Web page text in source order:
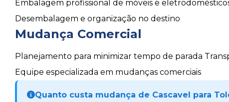
Embalagem profissional de móveis e
Desembalagem e organização no destino
Mudança Comercial
Planejamento para minimizar tempo de parada
Equipe especializada em mudanças comerciais
Quanto custa mudança de Cascavel para